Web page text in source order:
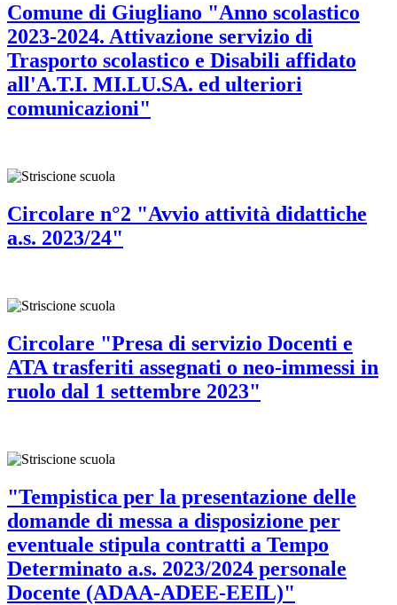
Comune di Giugliano "Anno scolastico
2023-2024. Attivazione servizio di
Trasporto scolastico e Disabili affidato
all'A.T.I. MI.LU.SA. ed ulteriori
comunicazioni"
Circolare n°2 "Avvio attività didattiche
a.s. 2023/24"
Circolare "Presa di servizio Docenti e
ATA trasferiti assegnati o neo-immessi in
ruolo dal 1 settembre 2023"
"Tempistica per la presentazione delle
domande di messa a disposizione per
eventuale stipula contratti a Tempo
Determinato a.s. 2023/2024 personale
Docente (ADAA-ADEE-EEIL)"